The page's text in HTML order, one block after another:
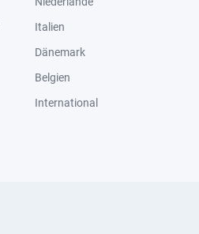
Italien
Dänemark
Belgien
International